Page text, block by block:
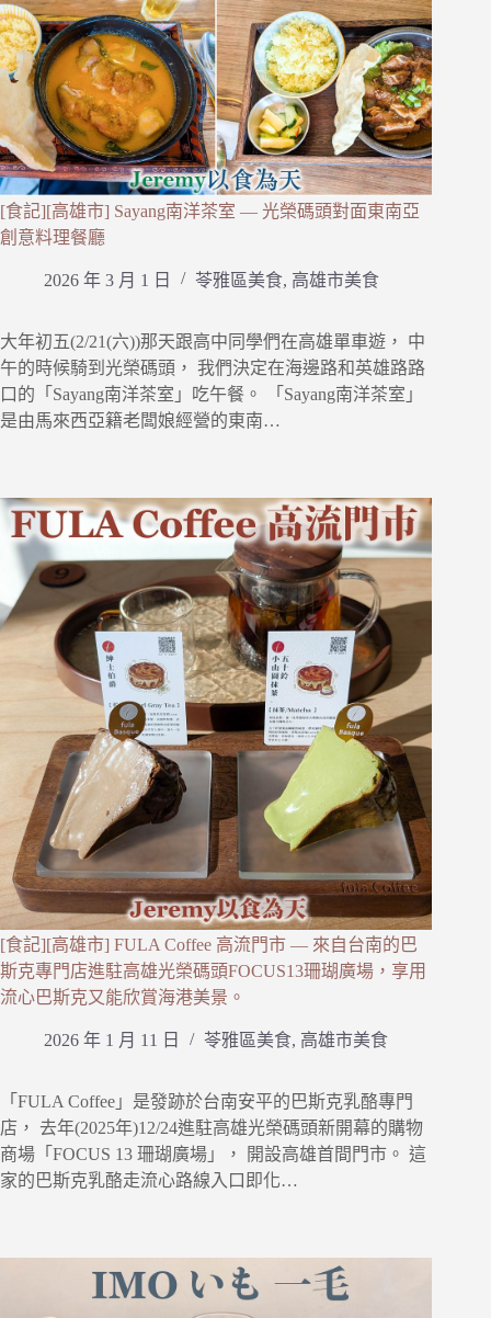
[食記][高雄市] Sayang南洋茶室 — 光榮碼頭對面東南亞
創意料理餐廳
2026 年 3 月 1 日 苓雅區美食, 高雄市美食
大年初五(2/21(六))那天跟高中同學們在高雄單車遊， 中
午的時候騎到光榮碼頭， 我們決定在海邊路和英雄路路
口的「Sayang南洋茶室」吃午餐。 「Sayang南洋茶室」
是由馬來西亞籍老闆娘經營的東南…
[食記][高雄市] FULA Coffee 高流門市 — 來自台南的巴
斯克專門店進駐高雄光榮碼頭FOCUS13珊瑚廣場，享用
流心巴斯克又能欣賞海港美景。
2026 年 1 月 11 日 苓雅區美食, 高雄市美食
「FULA Coffee」是發跡於台南安平的巴斯克乳酪專門
店， 去年(2025年)12/24進駐高雄光榮碼頭新開幕的購物
商場「FOCUS 13 珊瑚廣場」， 開設高雄首間門市。 這
家的巴斯克乳酪走流心路線入口即化…